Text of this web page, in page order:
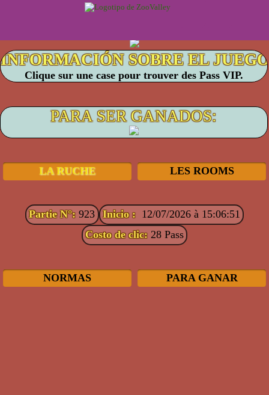
Clique sur une case pour trouver des Pass VIP.
PARA SER GANADOS:
LA RUCHE LES ROOMS
Partie N°: 923 Inicio : 12/07/2026 à 15:06:51
Costo de clic: 28 Pass
NORMAS PARA GANAR